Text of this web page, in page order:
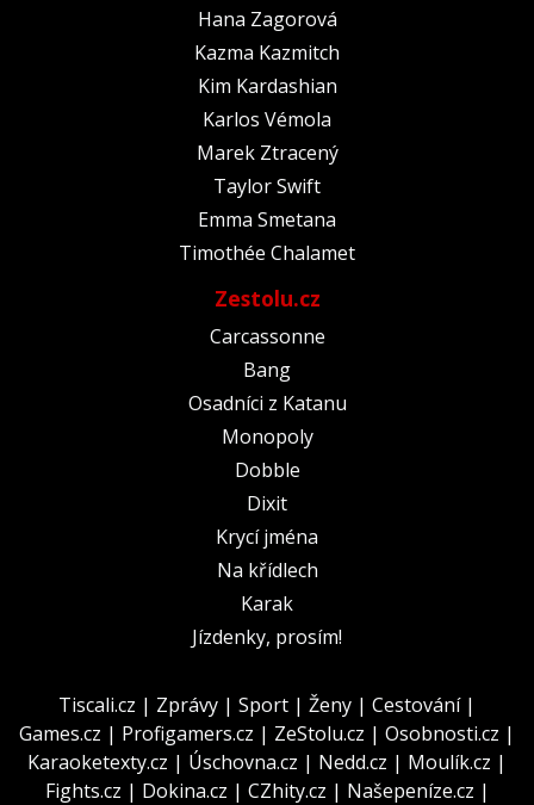
Hana Zagorová
Kazma Kazmitch
Kim Kardashian
Karlos Vémola
Marek Ztracený
Taylor Swift
Emma Smetana
Timothée Chalamet
Zestolu.cz
Carcassonne
Bang
Osadníci z Katanu
Monopoly
Dobble
Dixit
Krycí jména
Na křídlech
Karak
Jízdenky, prosím!
Tiscali.cz | Zprávy | Sport | Ženy | Cestování|
Games.cz | Profigamers.cz | ZeStolu.cz | Osobnosti.cz |
Karaoketexty.cz | Úschovna.cz | Nedd.cz | Moulík.cz |
Fights.cz | Dokina.cz | CZhity.cz | Našepeníze.cz |